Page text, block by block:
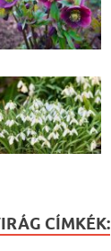
CÍMKÉK: